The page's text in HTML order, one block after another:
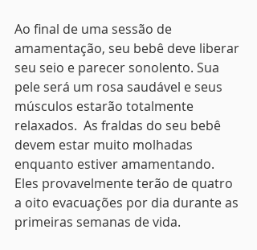
Ao final de uma sessão de
amamentação, seu bebê deve liberar
seu seio e parecer sonolento. Sua
pele será um rosa saudável e seus
músculos estarão totalmente
relaxados.  As fraldas do seu bebê
devem estar muito molhadas
enquanto estiver amamentando.
Eles provavelmente terão de quatro
a oito evacuações por dia durante as
primeiras semanas de vida.